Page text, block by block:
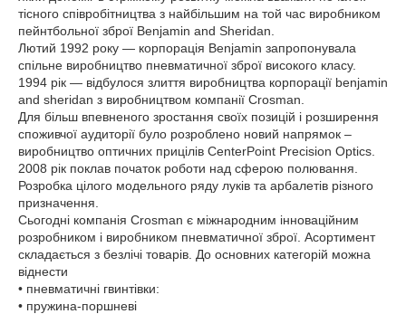
тісного співробітництва з найбільшим на той час виробником
пейнтбольної зброї Benjamin and Sheridan.
Лютий 1992 року ― корпорація Benjamin запропонувала
спільне виробництво пневматичної зброї високого класу.
1994 рік ― відбулося злиття виробництва корпорації benjamin
and sheridan з виробництвом компанії Crosman.
Для більш впевненого зростання своїх позицій і розширення
споживчої аудиторії було розроблено новий напрямок –
виробництво оптичних прицілів CenterPoint Precision Optics.
2008 рік поклав початок роботи над сферою полювання.
Розробка цілого модельного ряду луків та арбалетів різного
призначення.
Сьогодні компанія Crosman є міжнародним інноваційним
розробником і виробником пневматичної зброї. Асортимент
складається з безлічі товарів. До основних категорій можна
віднести
• пневматичні гвинтівки:
• пружина-поршневі